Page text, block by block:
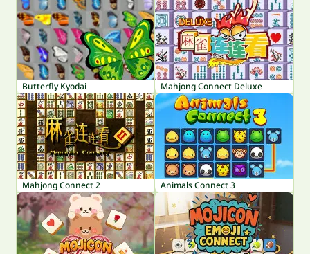
Butterfly Kyodai Mahjong Connect Deluxe
Mahjong Connect 2 Animals Connect 3